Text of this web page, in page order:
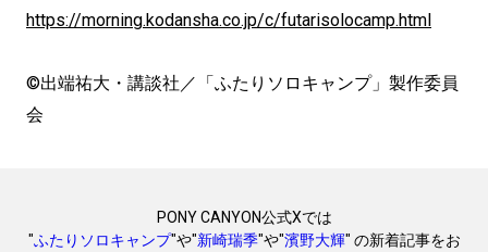
https://morning.kodansha.co.jp/c/futarisolocamp.html
©出端祐大・講談社／「ふたりソロキャンプ」製作委員
会
PONY CANYON公式Xでは
"ふたりソロキャンプ"や"新崎瑞季"や"濱野大輝" の新着記事をお